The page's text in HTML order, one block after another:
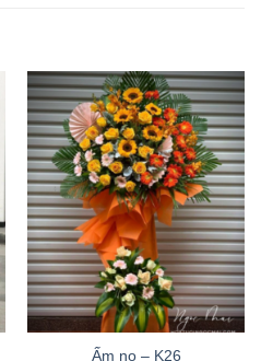
Ấm no – K26